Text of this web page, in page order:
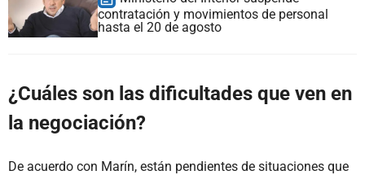
contratación y movimientos de personal
hasta el 20 de agosto
¿Cuáles son las dificultades que ven en
la negociación?
De acuerdo con Marín, están pendientes de situaciones que